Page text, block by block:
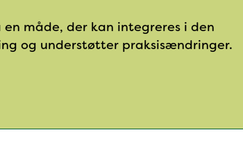
måde, der kan integreres i den
og understøtter praksisændringer.